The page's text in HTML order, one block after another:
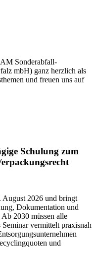
Sonderabfall-
mbH) ganz herzlich als
und freuen uns auf
Schulung zum
August 2026 und bringt
Dokumentation und
2030 müssen alle
vermittelt praxisnah
und